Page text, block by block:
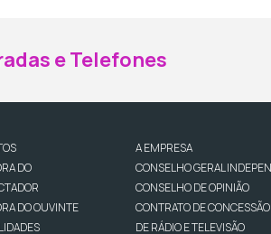
e Telefones
DO
DO OUVINTE
A EMPRESA
CONSELHO GERAL
CONSELHO DE OPINIÃO
CONTRATO DE
DE RÁDIO E TELEVISÃO